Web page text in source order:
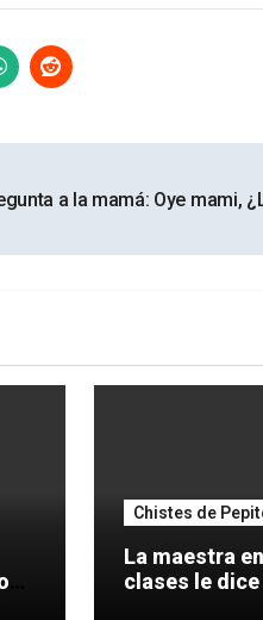
a la mamá: Oye mami,
Chistes de
La maestra
clases le dice